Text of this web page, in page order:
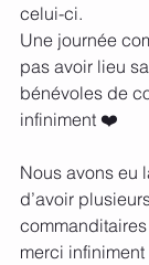
celui-ci.
Une journée
pas avoir lieu
bénévoles de
infiniment ❤️
Nous avons eu
d’avoir
merci infiniment